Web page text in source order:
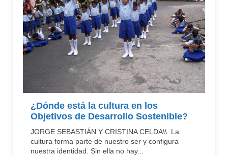
¿Dónde está la cultura en los
Objetivos de Desarrollo Sostenible?
JORGE SEBASTIÁN Y CRISTINA CELDA\\. La
cultura forma parte de nuestro ser y configura
nuestra identidad. Sin ella no hay...